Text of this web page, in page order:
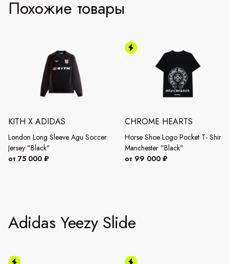
Похожие товары
KITH X ADIDAS
London Long Sleeve Agu Soccer
Jersey "Black"
от 75 000 ₽
CHROME HEARTS
Horse Shoe Logo Pocket T- Shirt
Manchester "Black"
от 99 000 ₽
Adidas Yeezy Slide